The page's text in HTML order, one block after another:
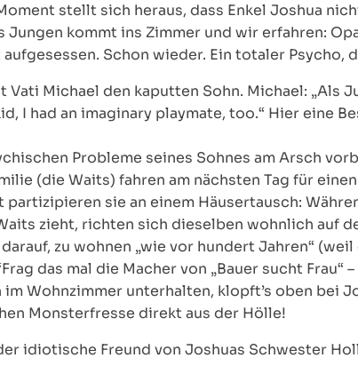
stellt sich heraus, dass Enkel Joshua
Jungen kommt ins Zimmer und wir erfahren:
Schon wieder. Ein totaler Psycho,
Michael den kaputten Sohn. Michael: „Als
I had an imaginary playmate, too.“ Hier eine
Probleme seines Sohnes am Arsch
(die Waits) fahren am nächsten Tag für
partizipieren sie an einem Häusertausch:
zieht, richten sich dieselben wohnlich auf
zu wohnen „wie vor hundert Jahren“
das mal die Macher von „Bauer sucht Frau“ –
Wohnzimmer unterhalten, klopft’s oben bei
Monsterfresse direkt aus der Hölle!
idiotische Freund von Joshuas Schwester